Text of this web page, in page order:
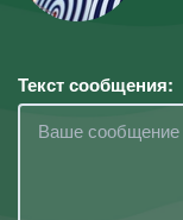
Текст сообщения: